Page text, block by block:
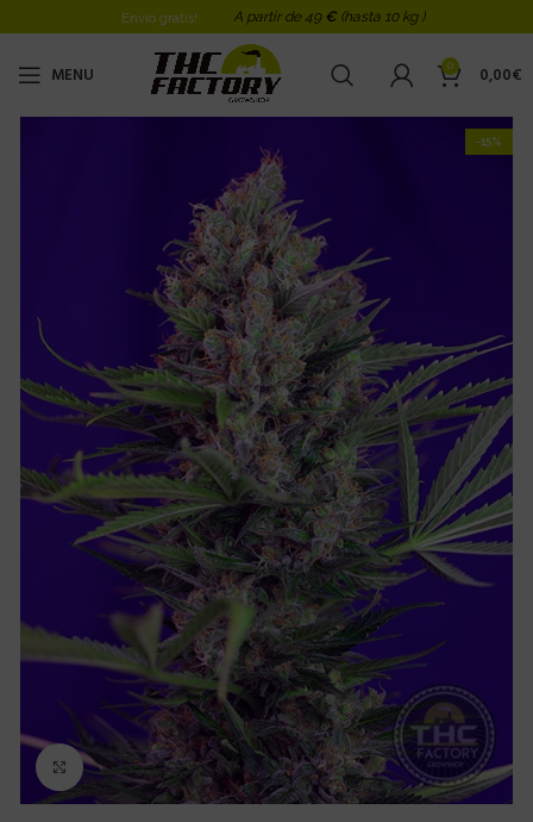
Envio gratis! A partir de 49 € (hasta 10 kg )
MENU 0 0,00€
-15%
Click to enlarge